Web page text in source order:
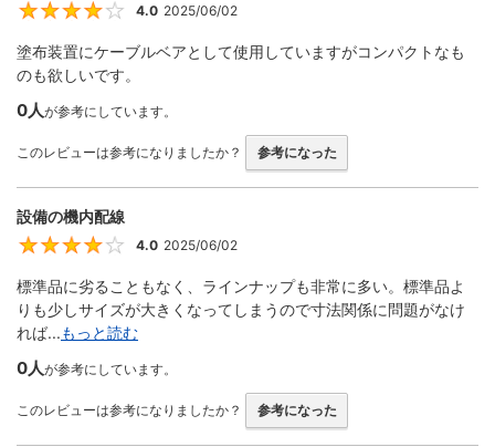
4
4.0 2025/06/02
塗布装置にケーブルベアとして使用していますがコンパクトなも
のも欲しいです。
0人が参考にしています。
このレビューは参考になりましたか？ 参考になった
設備の機内配線
4
4.0 2025/06/02
標準品に劣ることもなく、ラインナップも非常に多い。標準品よ
りも少しサイズが大きくなってしまうので寸法関係に問題がなけ
れば...もっと読む
0人が参考にしています。
このレビューは参考になりましたか？ 参考になった